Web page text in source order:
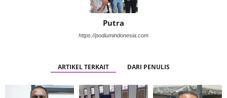
Putra
https://podiumindonesia.com
ARTIKEL TERKAIT DARI PENULIS